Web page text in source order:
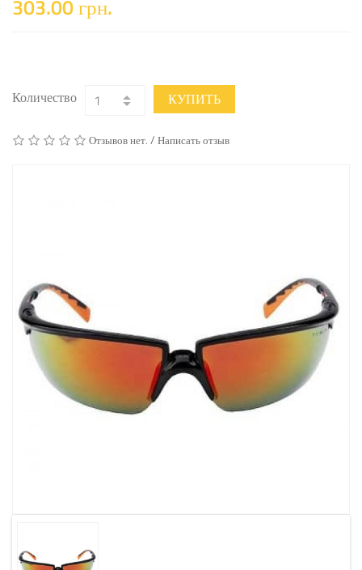
303.00 грн.
Количество КУПИТЬ
Отзывов нет. / Написать отзыв